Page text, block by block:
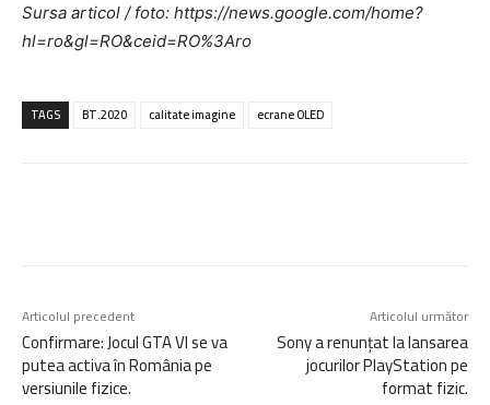
Sursa articol / foto: https://news.google.com/home?
hl=ro&gl=RO&ceid=RO%3Aro
TAGS BT.2020 calitate imagine ecrane OLED
Articolul precedent
Confirmare: Jocul GTA VI se va
putea activa în România pe
versiunile fizice.
Articolul următor
Sony a renunțat la lansarea
jocurilor PlayStation pe
format fizic.